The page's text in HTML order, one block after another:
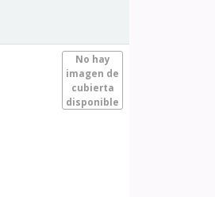
No hay
imagen de
cubierta
disponible